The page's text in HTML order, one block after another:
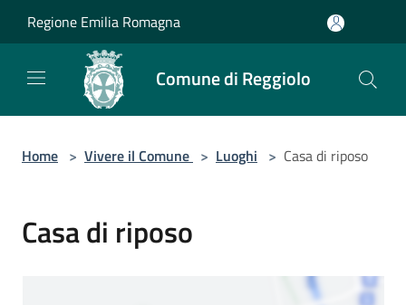
Regione Emilia Romagna
Comune di Reggiolo
Home > Vivere il Comune > Luoghi > Casa di riposo
Casa di riposo